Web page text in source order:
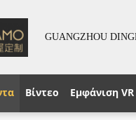
GUANGZHOU
Βίντεο Εμφάνιση VR